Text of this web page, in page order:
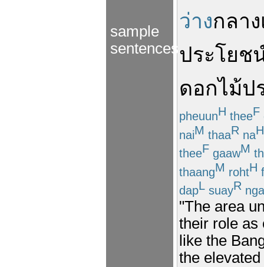
sample
sentences
ว่างกลาง
ประโยช
ดอกไม้ป
pheuunH theeF
naiM thaaR naH
theeF gaawM
thaangM rohtH
dapL suayR
"The area
their role as
like the
the